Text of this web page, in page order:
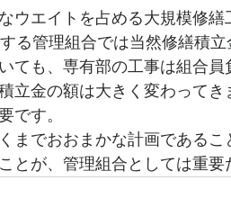
ウエイトを占める大規模修繕
る管理組合では当然修繕積
ても、専有部の工事は組合
立金の額は大きく変わって
です。
までおおまかな計画である
とが、管理組合としては重要